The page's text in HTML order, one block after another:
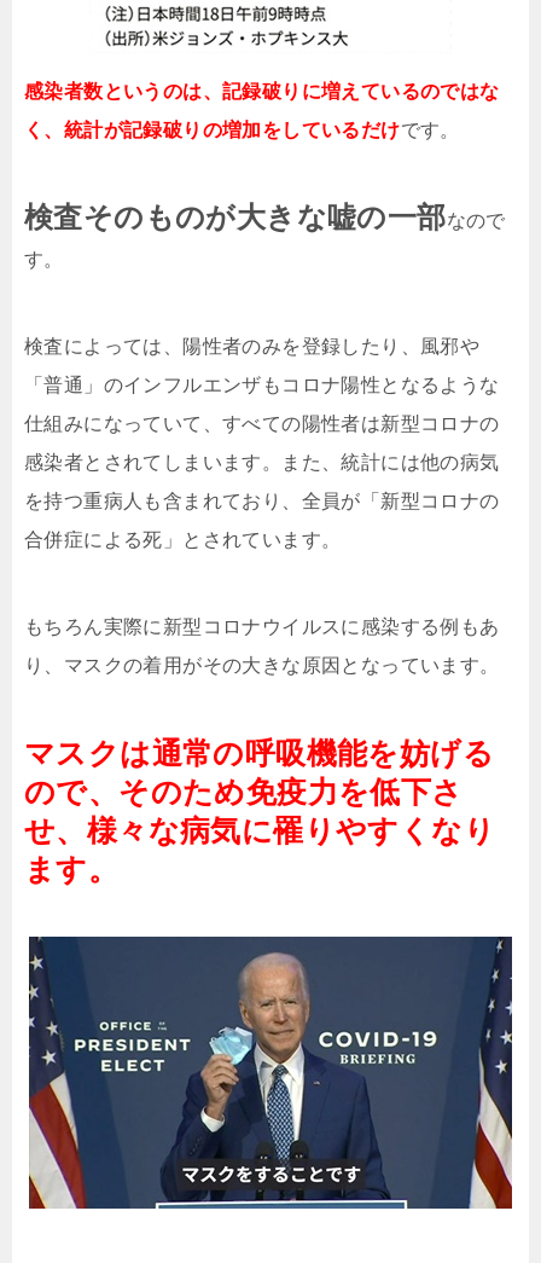
感染者数というのは、記録破りに増えているのではな
く、統計が記録破りの増加をしているだけです。
検査そのものが大きな嘘の一部なので
す。
検査によっては、陽性者のみを登録したり、風邪や
「普通」のインフルエンザもコロナ陽性となるような
仕組みになっていて、すべての陽性者は新型コロナの
感染者とされてしまいます。また、統計には他の病気
を持つ重病人も含まれており、全員が「新型コロナの
合併症による死」とされています。
もちろん実際に新型コロナウイルスに感染する例もあ
り、マスクの着用がその大きな原因となっています。
マスクは通常の呼吸機能を妨げる
ので、そのため免疫力を低下さ
せ、様々な病気に罹りやすくなり
ます。